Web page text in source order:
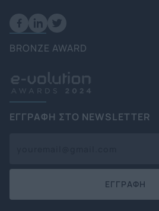
BRONZE AWARD
ΕΓΓΡΑΦΗ ΣΤΟ NEWSLETTER
ΕΓΓΡΑΦΗ